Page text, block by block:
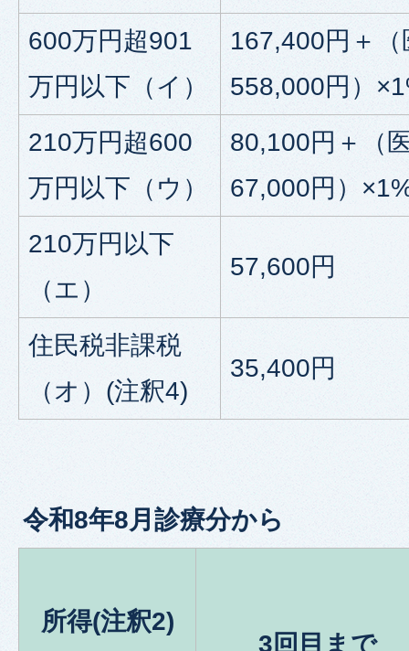
600万円超901
万円以下（イ）
167,400円＋（
558,000円）
210万円超600
万円以下（ウ）
80,100円＋（
67,000円）
210万円以下
（エ）
57,600円
住民税非課税
（オ）(注釈4)
35,400円
令和8年8月診療分から
所得(注釈2)
3回目まで